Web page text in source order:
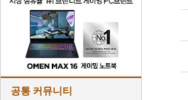
공통 커뮤니티